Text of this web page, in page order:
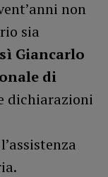
non
sia
Giancarlo
di
dichiarazioni